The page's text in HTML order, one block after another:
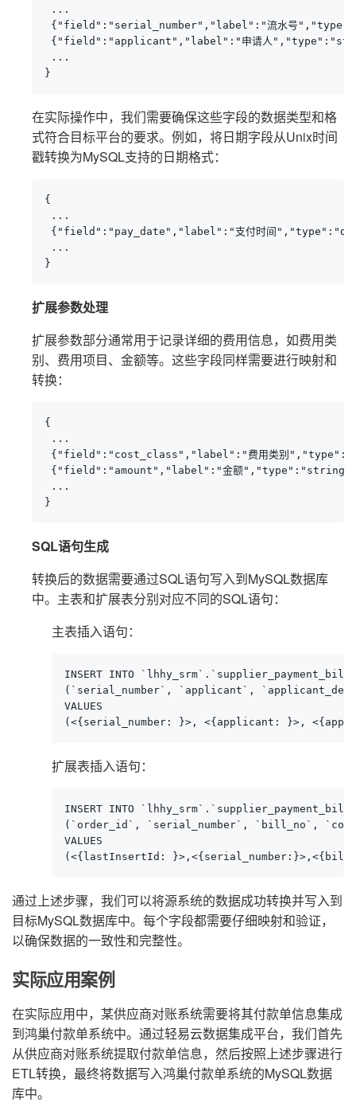
...
{"field":"serial_number","label":"流水号
{"field":"applicant","label":"申请人
...
}
在实际操作中，我们需要确保这些字段的数据类型和格
式符合目标平台的要求。例如，将日期字段从Unix时间
戳转换为MySQL支持的日期格式：
{
...
{"field":"pay_date","label":"支付时间
...
}
扩展参数处理
扩展参数部分通常用于记录详细的费用信息，如费用类
别、费用项目、金额等。这些字段同样需要进行映射和
转换：
{
...
{"field":"cost_class","label":"费用类别
{"field":"amount","label":"金额
...
}
SQL语句生成
转换后的数据需要通过SQL语句写入到MySQL数据库
中。主表和扩展表分别对应不同的SQL语句：
主表插入语句：
INSERT INTO `lhhy_srm`.`supplier_payment_bill`
(`serial_number`, `applicant`,
VALUES
(<{serial_number: }>, <{applicant: }>,
扩展表插入语句：
INSERT INTO
(`order_id`, `serial_number`, `bill_no`,
VALUES
(<{lastInsertId:
通过上述步骤，我们可以将源系统的数据成功转换并写入到
目标MySQL数据库中。每个字段都需要仔细映射和验证，
以确保数据的一致性和完整性。
实际应用案例
在实际应用中，某供应商对账系统需要将其付款单信息集成
到鸿巢付款单系统中。通过轻易云数据集成平台，我们首先
从供应商对账系统提取付款单信息，然后按照上述步骤进行
ETL转换，最终将数据写入鸿巢付款单系统的MySQL数据
库中。